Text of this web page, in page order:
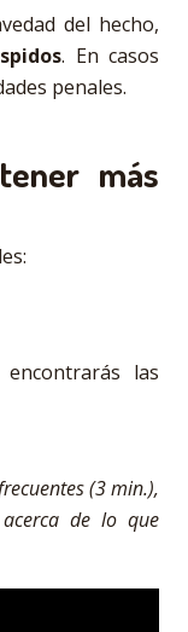
del hecho,
. En casos
penales.
más
las
(3 min.),
de lo que